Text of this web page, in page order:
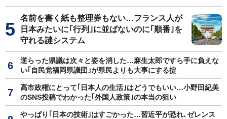
名前を書く紙も整理券もない…フランス人が
日本みたいに｢行列｣に並ばないのに｢順番｣を
守れる謎システム
逆らった県議は次々と姿を消した…麻生太郎ですら手に負えな
い｢自民党福岡県議団｣が県民よりも大事にする掟
高市政権にとって｢日本人の生活｣はどうでもいい…小野田紀美
のSNS投稿でわかった｢外国人政策｣の本当の狙い
やっぱり｢日本の技術｣はすごかった…習近平が恐れ､ゼレンス